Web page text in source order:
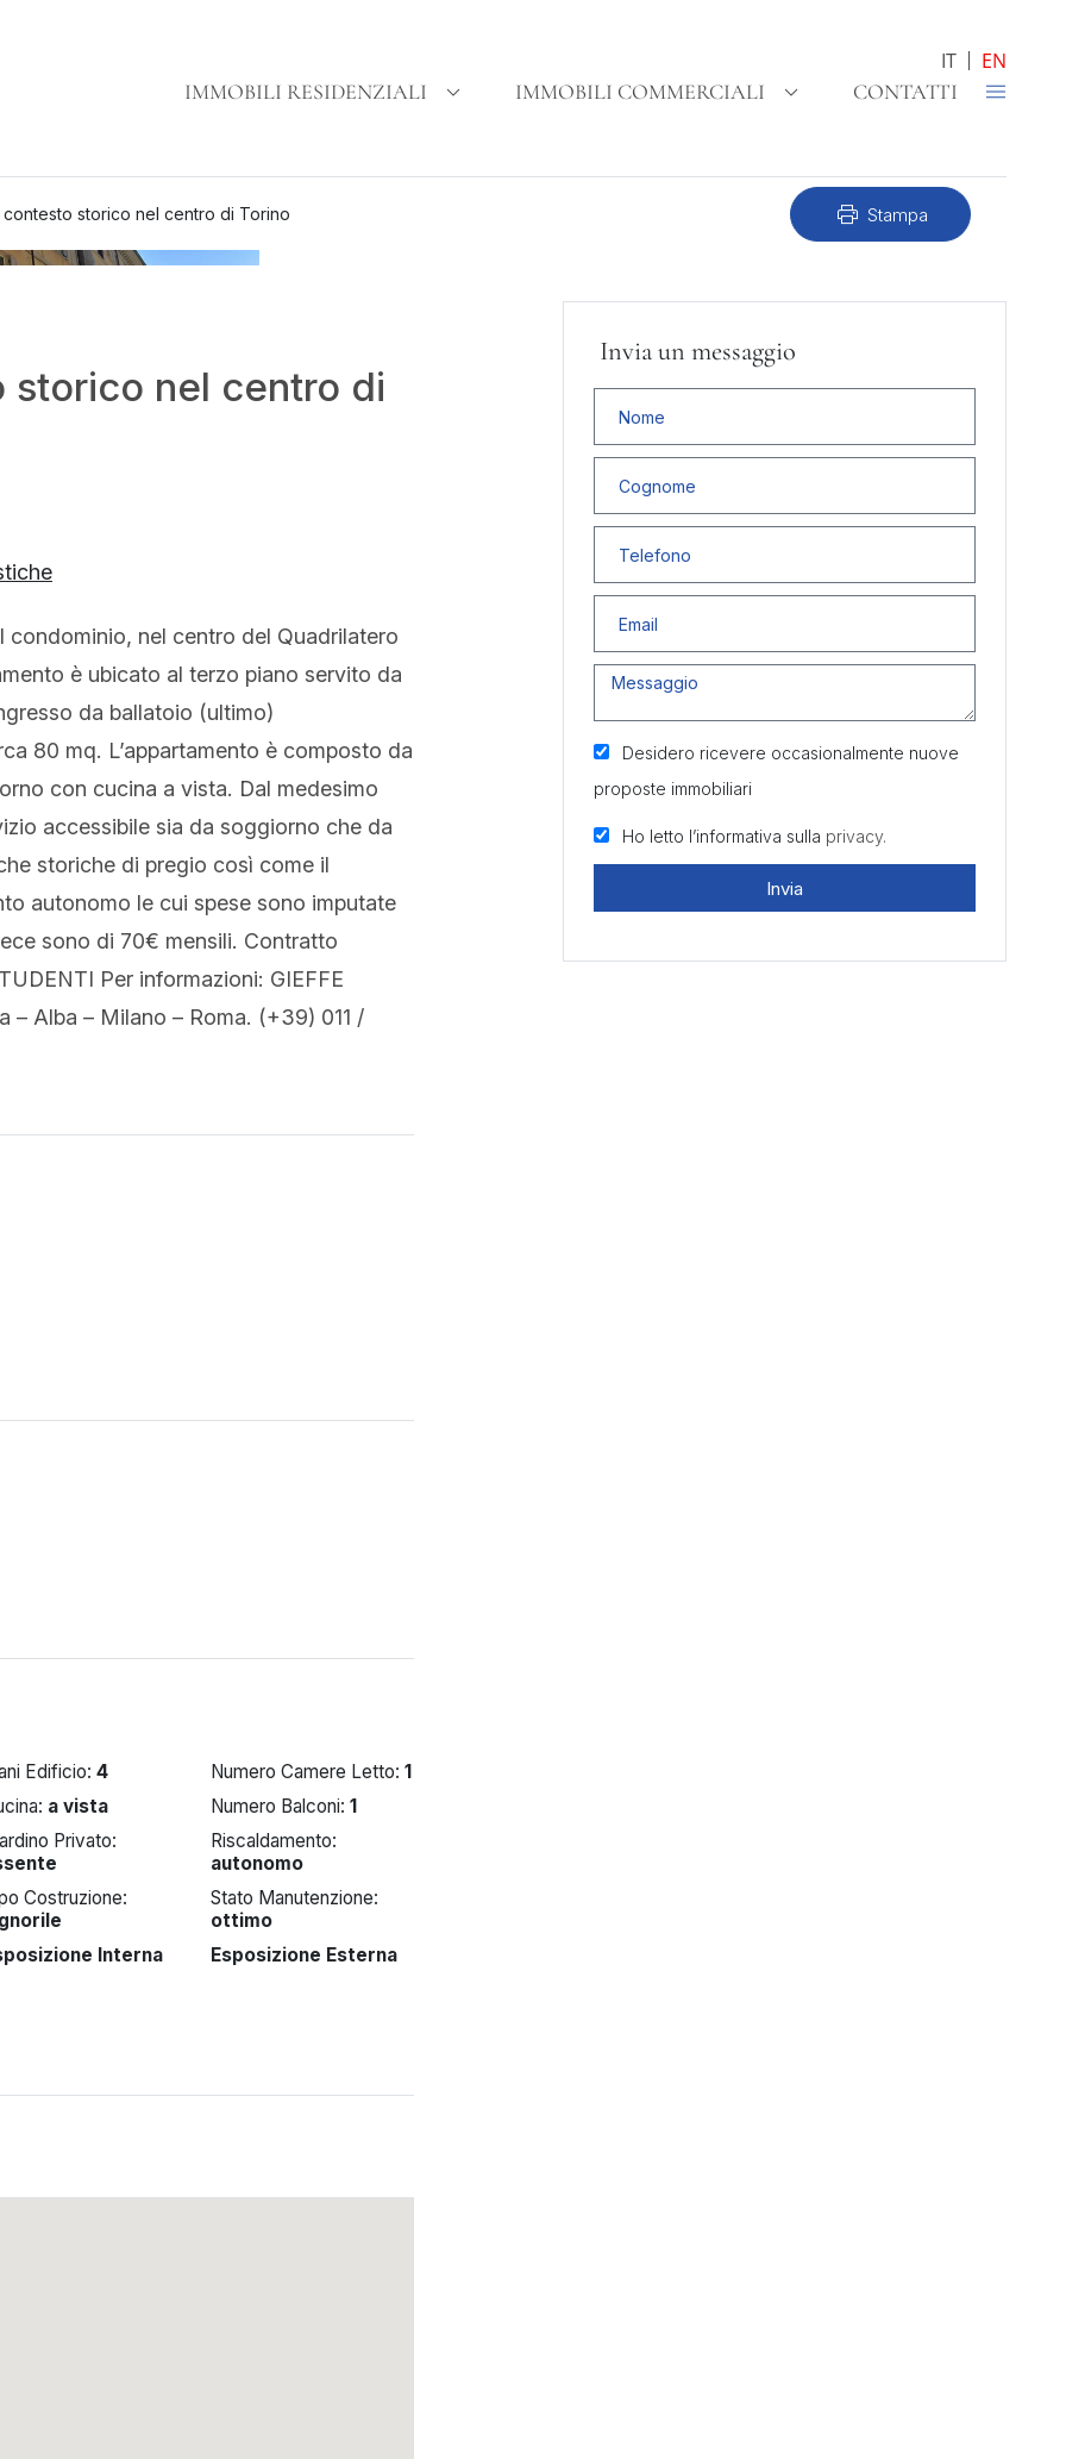
IT
EN
IMMOBILI RESIDENZIALI
IMMOBILI COMMERCIALI CONTATTI
print Stampa
contesto storico nel centro di Torino
storico nel centro di
nel centro del Quadrilatero
è ubicato al terzo piano servito da
da ballatoio (ultimo)
80 mq. L’appartamento è composto da
con cucina a vista. Dal medesimo
accessibile sia da soggiorno che da
storiche di pregio così come il
autonomo le cui spese sono imputate
sono di 70€ mensili. Contratto
Per informazioni: GIEFFE
– Alba – Milano – Roma. (+39) 011 /
Edificio:4 Numero Camere Letto: 1
a vista Numero Balconi: 1
Privato:
Riscaldamento:
autonomo
Costruzione:
Stato Manutenzione:
ottimo
Interna Esposizione Esterna
Invia un messaggio
Desidero ricevere occasionalmente nuove
proposte immobiliari
Ho letto l’informativa sulla privacy.
Invia